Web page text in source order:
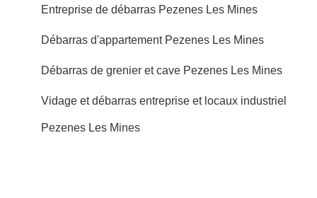
Entreprise de débarras Pezenes Les Mines
Débarras d'appartement Pezenes Les Mines
Débarras de grenier et cave Pezenes Les Mines
Vidage et débarras entreprise et locaux industriel
Pezenes Les Mines